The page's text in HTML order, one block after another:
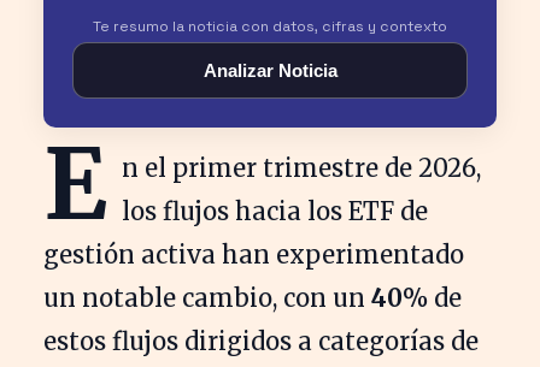
Te resumo la noticia con datos, cifras y contexto
Analizar Noticia
E n el primer trimestre de 2026,
los flujos hacia los ETF de
gestión activa han experimentado
un notable cambio, con un 40% de
estos flujos dirigidos a categorías de